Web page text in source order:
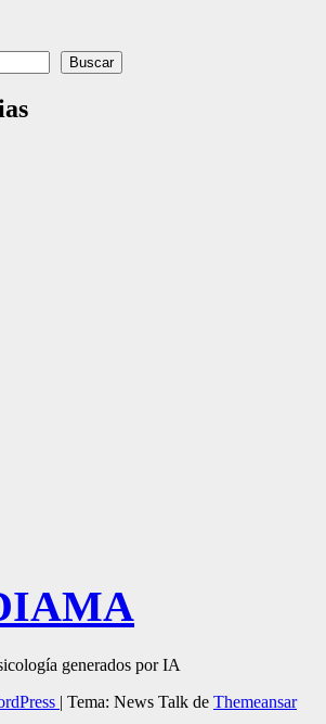
Buscar
generados por IA
| Tema: News Talk de Themeansar